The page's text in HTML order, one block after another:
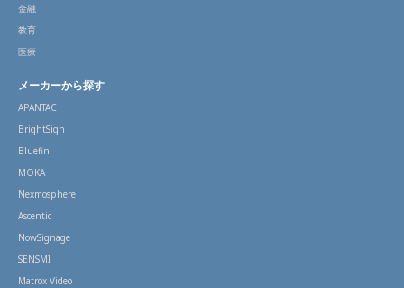
金融
教育
医療
メーカーから探す
APANTAC
BrightSign
Bluefin
MOKA
Nexmosphere
Ascentic
NowSignage
SENSMI
Matrox Video